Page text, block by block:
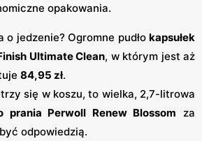
opakowania.
o jedzenie? Ogromne pudło kapsułek
Ultimate Clean, w którym jest aż
84,95 zł.
się w koszu, to wielka, 2,7-litrowa
prania Perwoll Renew Blossom za
odpowiedzią.